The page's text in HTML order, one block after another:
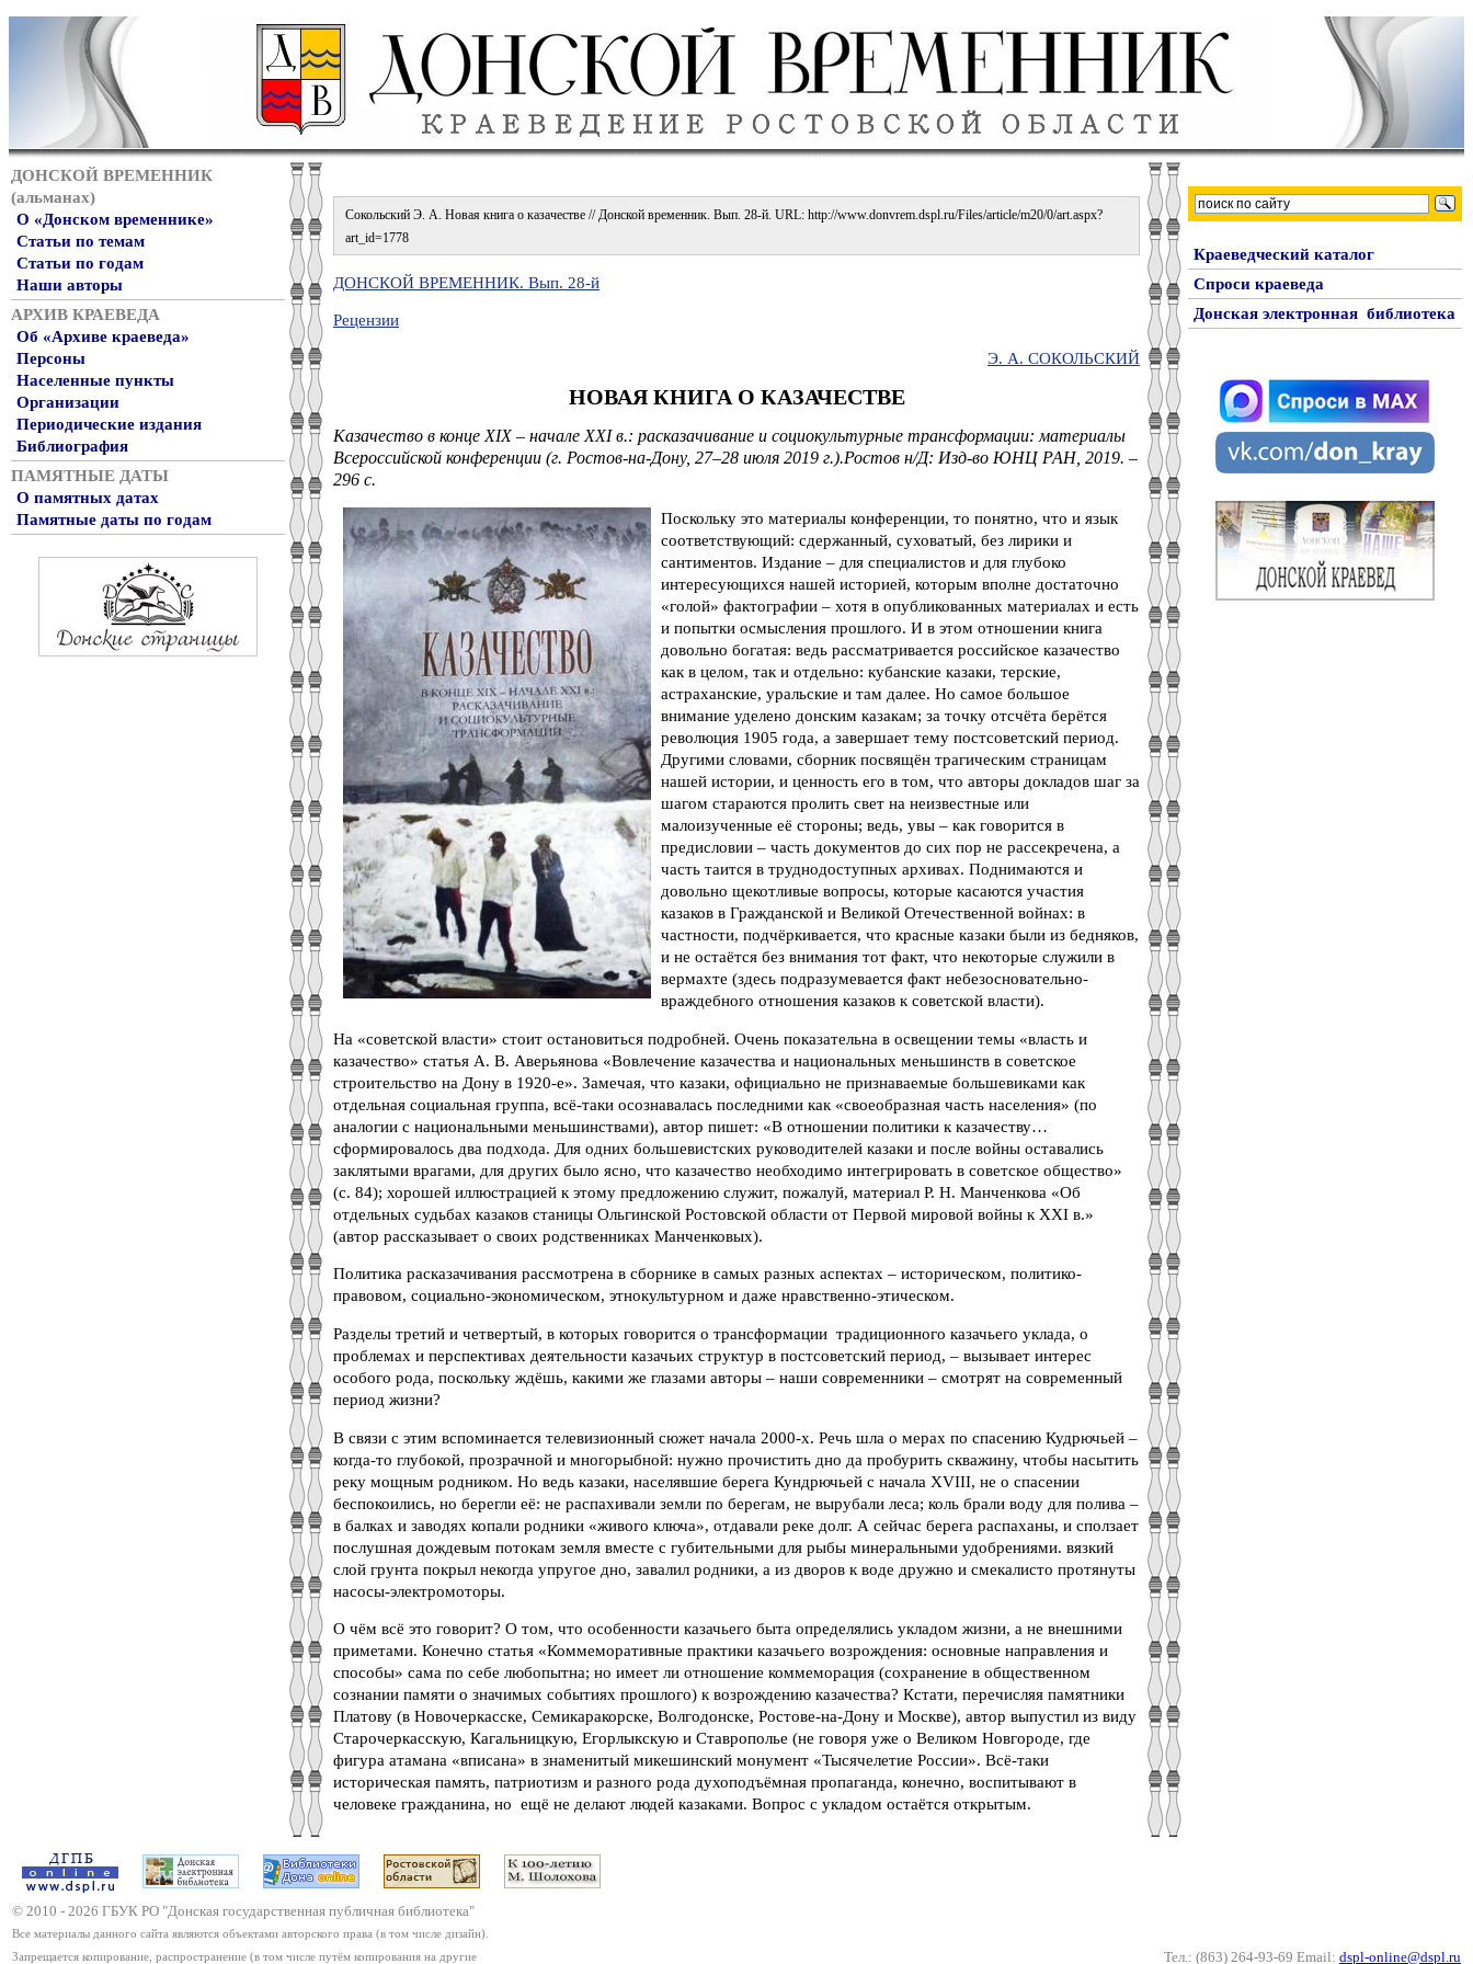
ДОНСКОЙ ВРЕМЕННИК
(альманах)
О «Донском временнике»
Статьи по темам
Статьи по годам
Наши авторы
АРХИВ КРАЕВЕДА
Об «Архиве краеведа»
Персоны
Населенные пункты
Организации
Периодические издания
Библиография
ПАМЯТНЫЕ ДАТЫ
О памятных датах
Памятные даты по годам
Сокольский Э. А. Новая книга о казачестве // Донской временник. Вып. 28-й. URL: http://www.donvrem.dspl.ru/Files/article/m20/0/art.aspx?
art_id=1778
ДОНСКОЙ ВРЕМЕННИК. Вып. 28-й
Рецензии
Э. А. СОКОЛЬСКИЙ
НОВАЯ КНИГА О КАЗАЧЕСТВЕ
Казачество в конце XIX – начале ХХI в.: расказачивание и социокультурные трансформации: материалы
Всероссийской конференции (г. Ростов-на-Дону, 27–28 июля 2019 г.).Ростов н/Д: Изд-во ЮНЦ РАН, 2019. –
296 с.
Поскольку это материалы конференции, то понятно, что и язык
соответствующий: сдержанный, суховатый, без лирики и
сантиментов. Издание – для специалистов и для глубоко
интересующихся нашей историей, которым вполне достаточно
«голой» фактографии – хотя в опубликованных материалах и есть
и попытки осмысления прошлого. И в этом отношении книга
довольно богатая: ведь рассматривается российское казачество
как в целом, так и отдельно: кубанские казаки, терские,
астраханские, уральские и там далее. Но самое большое
внимание уделено донским казакам; за точку отсчёта берётся
революция 1905 года, а завершает тему постсоветский период.
Другими словами, сборник посвящён трагическим страницам
нашей истории, и ценность его в том, что авторы докладов шаг за
шагом стараются пролить свет на неизвестные или
малоизученные её стороны; ведь, увы – как говорится в
предисловии – часть документов до сих пор не рассекречена, а
часть таится в труднодоступных архивах. Поднимаются и
довольно щекотливые вопросы, которые касаются участия
казаков в Гражданской и Великой Отечественной войнах: в
частности, подчёркивается, что красные казаки были из бедняков,
и не остаётся без внимания тот факт, что некоторые служили в
вермахте (здесь подразумевается факт небезосновательно-
враждебного отношения казаков к советской власти).
На «советской власти» стоит остановиться подробней. Очень показательна в освещении темы «власть и
казачество» статья А. В. Аверьянова «Вовлечение казачества и национальных меньшинств в советское
строительство на Дону в 1920-е». Замечая, что казаки, официально не признаваемые большевиками как
отдельная социальная группа, всё-таки осознавалась последними как «своеобразная часть населения» (по
аналогии с национальными меньшинствами), автор пишет: «В отношении политики к казачеству…
сформировалось два подхода. Для одних большевистских руководителей казаки и после войны оставались
заклятыми врагами, для других было ясно, что казачество необходимо интегрировать в советское общество»
(с. 84); хорошей иллюстрацией к этому предложению служит, пожалуй, материал Р. Н. Манченкова «Об
отдельных судьбах казаков станицы Ольгинской Ростовской области от Первой мировой войны к ХХI в.»
(автор рассказывает о своих родственниках Манченковых).
Политика расказачивания рассмотрена в сборнике в самых разных аспектах – историческом, политико-
правовом, социально-экономическом, этнокультурном и даже нравственно-этическом.
Разделы третий и четвертый, в которых говорится о трансформации традиционного казачьего уклада, о
проблемах и перспективах деятельности казачьих структур в постсоветский период, – вызывает интерес
особого рода, поскольку ждёшь, какими же глазами авторы – наши современники – смотрят на современный
период жизни?
В связи с этим вспоминается телевизионный сюжет начала 2000-х. Речь шла о мерах по спасению Кудрючьей –
когда-то глубокой, прозрачной и многорыбной: нужно прочистить дно да пробурить скважину, чтобы насытить
реку мощным родником. Но ведь казаки, населявшие берега Кундрючьей с начала XVIII, не о спасении
беспокоились, но берегли её: не распахивали земли по берегам, не вырубали леса; коль брали воду для полива –
в балках и заводях копали родники «живого ключа», отдавали реке долг. А сейчас берега распаханы, и сползает
послушная дождевым потокам земля вместе с губительными для рыбы минеральными удобрениями. вязкий
слой грунта покрыл некогда упругое дно, завалил родники, а из дворов к воде дружно и смекалисто протянуты
насосы-электромоторы.
О чём всё это говорит? О том, что особенности казачьего быта определялись укладом жизни, а не внешними
приметами. Конечно статья «Коммеморативные практики казачьего возрождения: основные направления и
способы» сама по себе любопытна; но имеет ли отношение коммеморация (сохранение в общественном
сознании памяти о значимых событиях прошлого) к возрождению казачества? Кстати, перечисляя памятники
Платову (в Новочеркасске, Семикаракорске, Волгодонске, Ростове-на-Дону и Москве), автор выпустил из виду
Старочеркасскую, Кагальницкую, Егорлыкскую и Ставрополье (не говоря уже о Великом Новгороде, где
фигура атамана «вписана» в знаменитый микешинский монумент «Тысячелетие России». Всё-таки
историческая память, патриотизм и разного рода духоподъёмная пропаганда, конечно, воспитывают в
человеке гражданина, но ещё не делают людей казаками. Вопрос с укладом остаётся открытым.
Краеведческий каталог
Спроси краеведа
Донская электронная библиотека
© 2010 - 2026 ГБУК РО "Донская государственная публичная библиотека"
Все материалы данного сайта являются объектами авторского права (в том числе дизайн).
Запрещается копирование, распространение (в том числе путём копирования на другие
Тел.: (863) 264-93-69 Email: dspl-online@dspl.ru